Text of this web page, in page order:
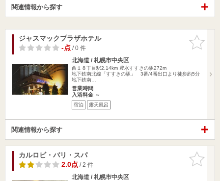
関連情報から探す
お気に入
りに追加
ジャスマックプラザホテル
-点/ 0 件
北海道 / 札幌市中央区
西１８丁目駅2.14km 豊水すすきの駅272m
地下鉄南北線「すすきの駅」 3番/4番出口より徒歩約5分
地下鉄南…
営業時間
入浴料金 ～
宿泊 露天風呂
関連情報から探す
お気に入
りに追加
カルロビ・バリ・スパ
2.0点/ 2 件
北海道 / 札幌市中央区